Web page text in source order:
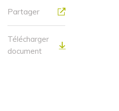
Partager
Télécharger
document